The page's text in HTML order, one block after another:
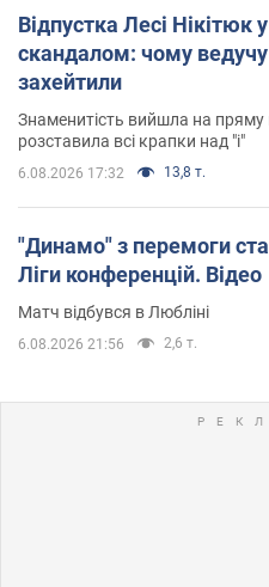
Відпустка Лесі Нікітюк
скандалом: чому
захейтили
Знаменитість вийшла на пряму
розставила всі крапки над "і"
6.08.2026 17:32 13,8 т.
"Динамо" з перемоги
Ліги конференцій. Відео
Матч відбувся в Любліні
6.08.2026 21:56 2,6 т.